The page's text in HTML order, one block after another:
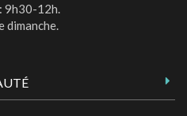
9h30-12h.
dimanche.